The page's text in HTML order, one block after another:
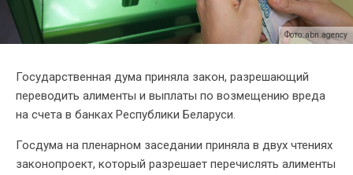
Фото: abn.agency
Государственная дума приняла закон, разрешающий
переводить алименты и выплаты по возмещению вреда
на счета в банках Республики Беларуси.
Госдума на пленарном заседании приняла в двух чтениях
законопроект, который разрешает перечислять алименты